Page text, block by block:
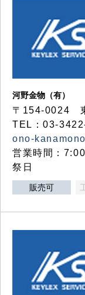
河野金物（有）
〒154-0024
TEL：03-
ono-
営業時間：
祭日
販売可